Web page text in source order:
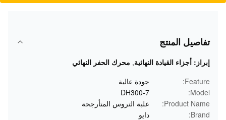
تفاصيل المنتج
إبراز: أجزاء القيادة النهائية, محرك الحفر النهائي
Feature:
جودة عالية
Model:
DH300-7
Product Name:
علبة التروس المتأرجحة
Brand:
دايو